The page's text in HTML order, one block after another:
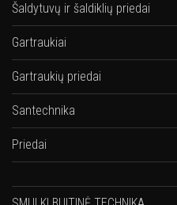
Šaldytuvų ir šaldiklių priedai
Gartraukiai
Gartraukių priedai
Santechnika
Priedai